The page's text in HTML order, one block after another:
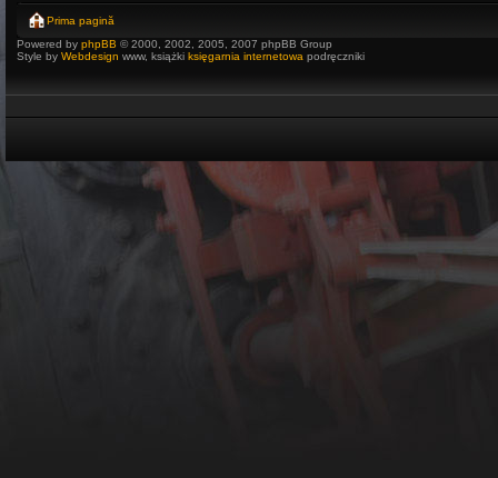
Prima pagină
Powered by phpBB © 2000, 2002, 2005, 2007 phpBB Group
Style by Webdesign www, książki księgarnia internetowa podręczniki